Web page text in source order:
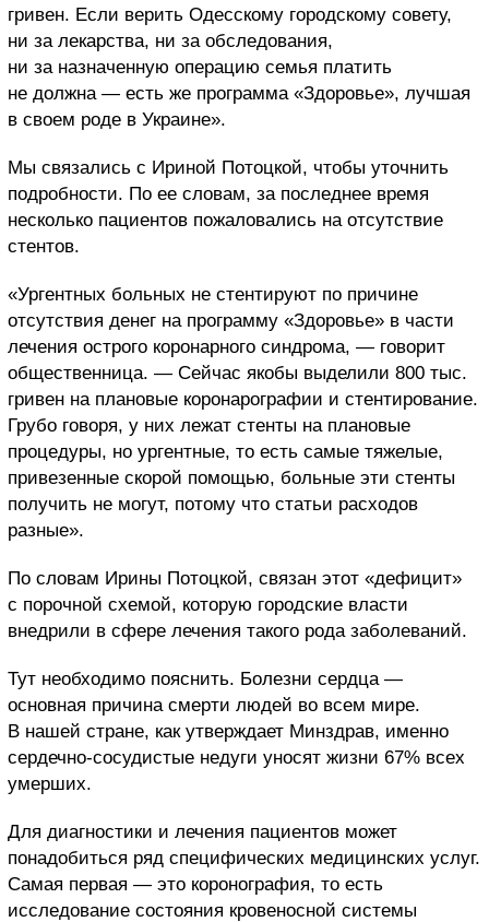
гривен. Если верить Одесскому городскому совету,
ни за лекарства, ни за обследования,
ни за назначенную операцию семья платить
не должна — есть же программа «Здоровье», лучшая
в своем роде в Украине».
Мы связались с Ириной Потоцкой, чтобы уточнить
подробности. По ее словам, за последнее время
несколько пациентов пожаловались на отсутствие
стентов.
«Ургентных больных не стентируют по причине
отсутствия денег на программу «Здоровье» в части
лечения острого коронарного синдрома, — говорит
общественница. — Сейчас якобы выделили 800 тыс.
гривен на плановые коронарографии и стентирование.
Грубо говоря, у них лежат стенты на плановые
процедуры, но ургентные, то есть самые тяжелые,
привезенные скорой помощью, больные эти стенты
получить не могут, потому что статьи расходов
разные».
По словам Ирины Потоцкой, связан этот «дефицит»
с порочной схемой, которую городские власти
внедрили в сфере лечения такого рода заболеваний.
Тут необходимо пояснить. Болезни сердца —
основная причина смерти людей во всем мире.
В нашей стране, как утверждает Минздрав, именно
сердечно-сосудистые недуги уносят жизни 67% всех
умерших.
Для диагностики и лечения пациентов может
понадобиться ряд специфических медицинских услуг.
Самая первая — это коронография, то есть
исследование состояния кровеносной системы